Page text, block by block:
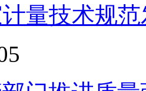
量技术规